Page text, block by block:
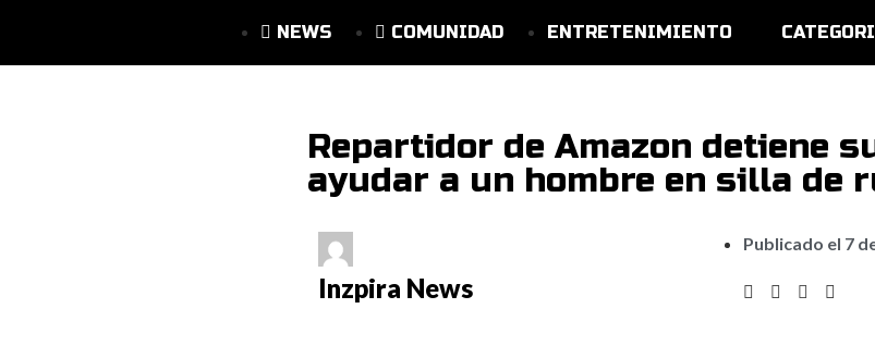
NEWS COMUNIDAD ENTRETENIMIENTO
Repartidor de Amazon detiene
ayudar a un hombre en silla de
Inzpira News
Publicado el 7